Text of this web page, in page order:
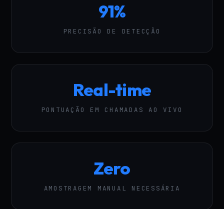
91%
PRECISÃO DE DETECÇÃO
Real-time
PONTUAÇÃO EM CHAMADAS AO VIVO
Zero
AMOSTRAGEM MANUAL NECESSÁRIA